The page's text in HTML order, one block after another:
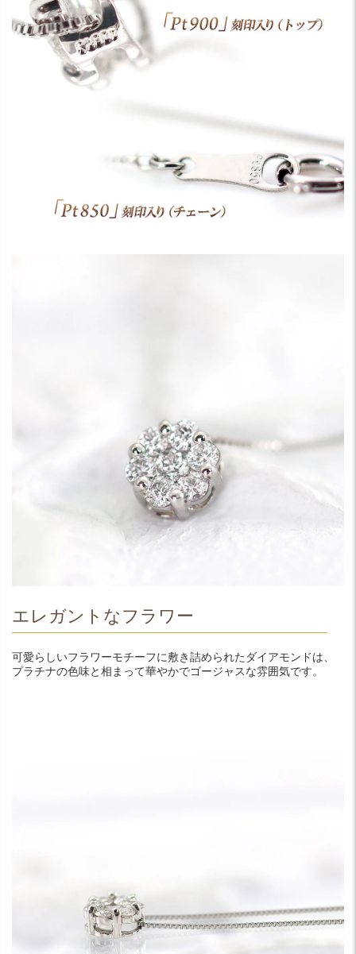
エレガントなフラワー
可愛らしいフラワーモチーフに敷き詰められたダイアモンドは、
プラチナの色味と相まって華やかでゴージャスな雰囲気です。